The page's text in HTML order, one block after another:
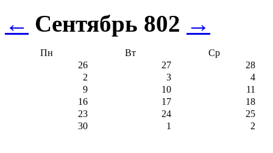
← Сентябрь 802 →
Пн Вт
Ср
26
27
28
2
3
4
9
10
11
16
17
18
23
24
25
30
1 2